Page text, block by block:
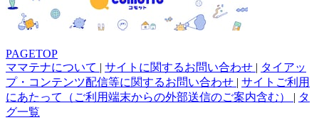
PAGETOP
ママテナについて | サイトに関するお問い合わせ | タイアッ
プ・コンテンツ配信等に関するお問い合わせ | サイトご利用
にあたって（ご利用端末からの外部送信のご案内含む） | タ
グ一覧